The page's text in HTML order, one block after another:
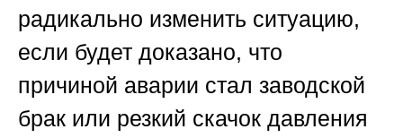
радикально изменить ситуацию,
если будет доказано, что
причиной аварии стал заводской
брак или резкий скачок давления